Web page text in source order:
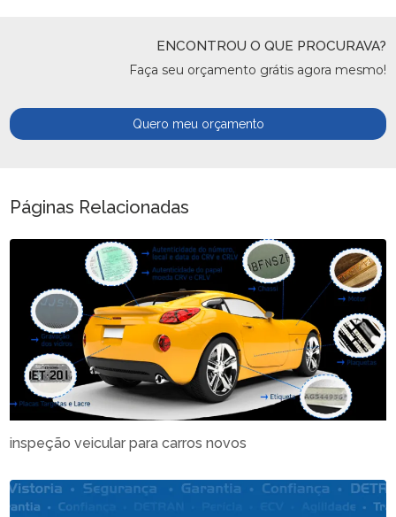
ENCONTROU O QUE PROCURAVA?
Faça seu orçamento grátis agora mesmo!
Quero meu orçamento
Páginas Relacionadas
inspeção veicular para carros novos